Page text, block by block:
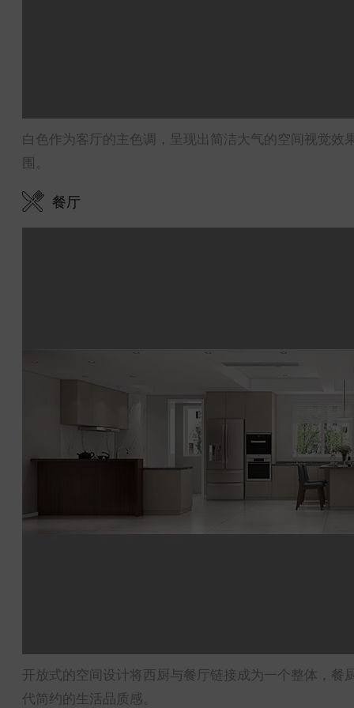
白色作为客厅的主色调，呈现出简洁大气的空间视觉
围。
餐厅
开放式的空间设计将西厨与餐厅链接成为一个整体，
代简约的生活品质感。